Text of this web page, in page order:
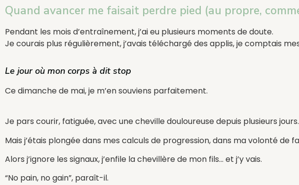
Quand avancer me faisait perdre pied (au propre,
Pendant les mois d’entraînement, j’ai eu plusieurs moments de doute.
Je courais plus régulièrement, j’avais téléchargé des applis, je comptais
Le jour où mon corps à dit stop
Ce dimanche de mai, je m’en souviens parfaitement.
Je pars courir, fatiguée, avec une cheville douloureuse depuis plusieurs jours.
Mais j’étais plongée dans mes calculs de progression, dans ma volonté de
Alors j’ignore les signaux, j’enfile la chevillère de mon fils… et j’y vais.
“No pain, no gain”, paraît-il.